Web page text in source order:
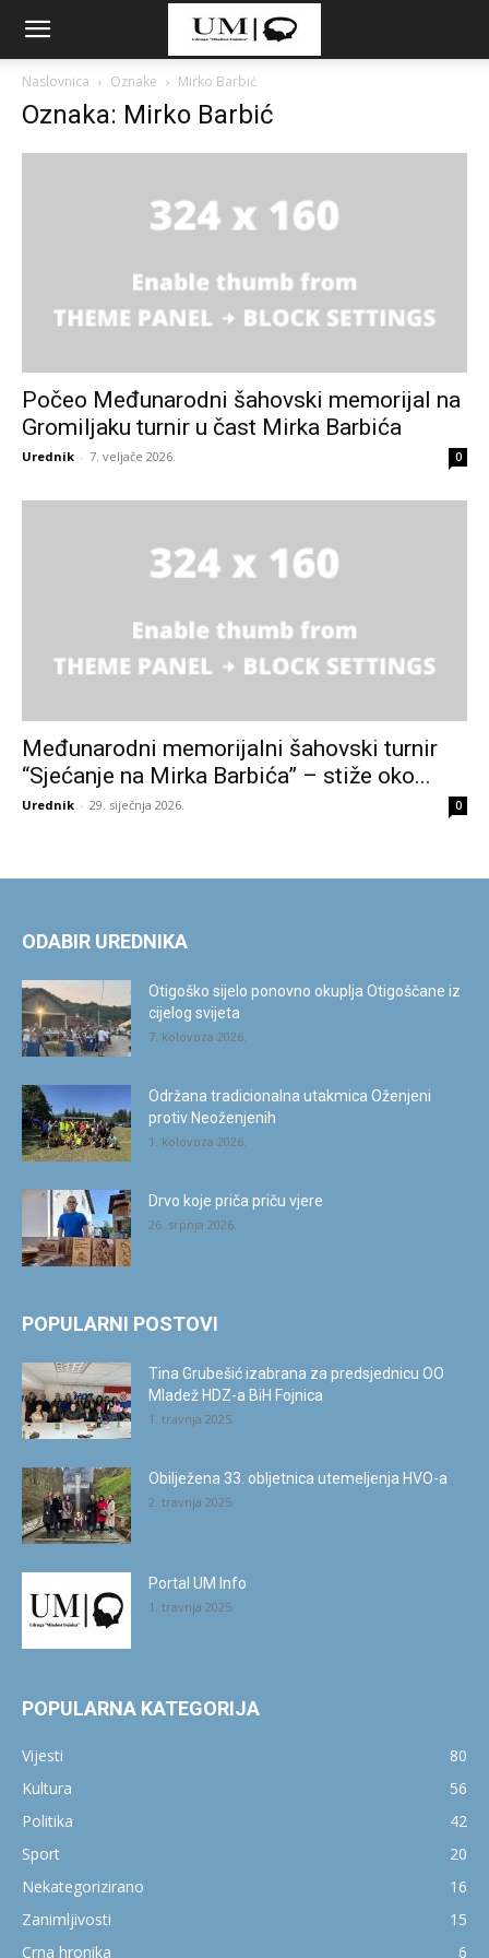
Naslovnica Oznake Mirko Barbić
Oznaka: Mirko Barbić
Počeo Međunarodni šahovski memorijal na
Gromiljaku turnir u čast Mirka Barbića
Urednik - 7. veljače 2026. 0
Međunarodni memorijalni šahovski turnir
“Sjećanje na Mirka Barbića” – stiže oko...
Urednik - 29. siječnja 2026. 0
ODABIR UREDNIKA
Otigoško sijelo ponovno okuplja Otigoščane iz
cijelog svijeta
7. kolovoza 2026.
Održana tradicionalna utakmica Oženjeni
protiv Neoženjenih
1. kolovoza 2026.
Drvo koje priča priču vjere
26. srpnja 2026.
POPULARNI POSTOVI
Tina Grubešić izabrana za predsjednicu OO
Mladež HDZ-a BiH Fojnica
1. travnja 2025.
Obilježena 33. obljetnica utemeljenja HVO-a
2. travnja 2025.
Portal UM Info
1. travnja 2025.
POPULARNA KATEGORIJA
Vijesti
80
Kultura
56
Politika
42
Sport
20
Nekategorizirano
16
Zanimljivosti
15
Crna hronika
6